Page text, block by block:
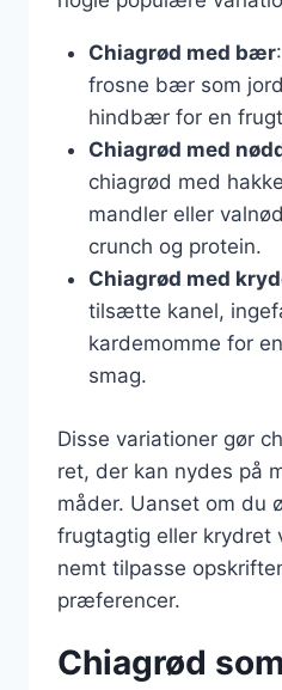
Chiagrød med bær
frosne bær som
hindbær for en
Chiagrød med
chiagrød med
mandler eller
crunch og protein.
Chiagrød med
tilsætte kanel,
kardemomme for
smag.
Disse variationer gør
ret, der kan nydes på
måder. Uanset om du
frugtagtig eller krydret
nemt tilpasse
præferencer.
Chiagrød